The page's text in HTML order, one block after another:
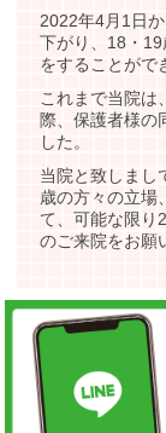
2022年4月1日
下がり、18・
をすることがで
これまで当院は
際、保護者様の
した。
当院と致しまし
歳の方々の立場
て、可能な限り
のご来院をお願